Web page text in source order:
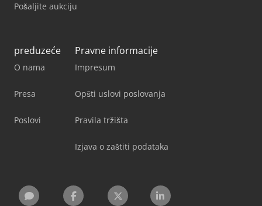
Pošaljite aukciju
preduzeće
O nama
Presa
Poslovi
Pravne informacije
Impresum
Opšti uslovi poslovanja
Pravila tržišta
Izjava o zaštiti podataka